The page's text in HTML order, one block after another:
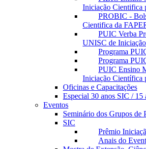
Iniciação Cientifica
PROBIC -
Cientifica da
PUIC Verba
UNISC de
Programa
Programa
PUIC Ensino
Iniciação Científica
Oficinas e Capacitações
Especial 30 anos SIC / 15
Eventos
Seminário dos Grupos de
SIC
Prêmio
Anais do